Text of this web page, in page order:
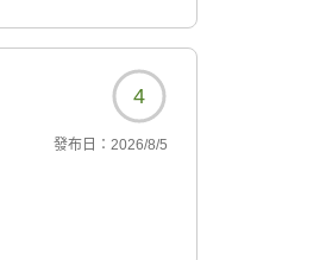
4
發布日： 2026/8/5